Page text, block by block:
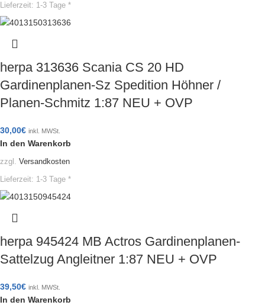
Lieferzeit: 1-3 Tage *
herpa 313636 Scania CS 20 HD
Gardinenplanen-Sz Spedition Höhner /
Planen-Schmitz 1:87 NEU + OVP
30,00€ inkl. MWSt.
In den Warenkorb
zzgl. Versandkosten
Lieferzeit: 1-3 Tage *
herpa 945424 MB Actros Gardinenplanen-
Sattelzug Angleitner 1:87 NEU + OVP
39,50€ inkl. MWSt.
In den Warenkorb